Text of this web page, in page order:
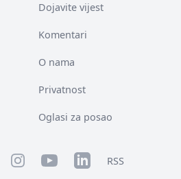
Dojavite vijest
Komentari
O nama
Privatnost
Oglasi za posao
InstagramYouTubeLinkedInRSS